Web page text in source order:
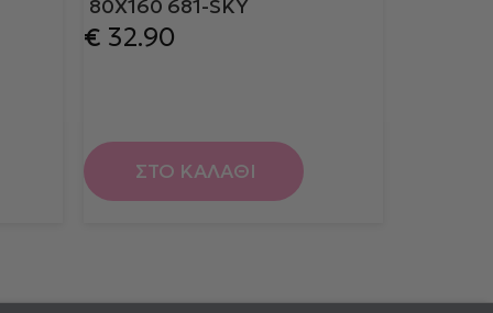
80X160 681-SKY
€ 32.90
ΣΤΟ ΚΑΛΑΘΙ